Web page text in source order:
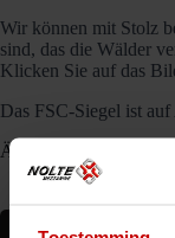
Wir können mit Stolz
sind, das die Wälder
Klicken Sie auf das
Das FSC-Siegel ist
Ähnliche Beiträge